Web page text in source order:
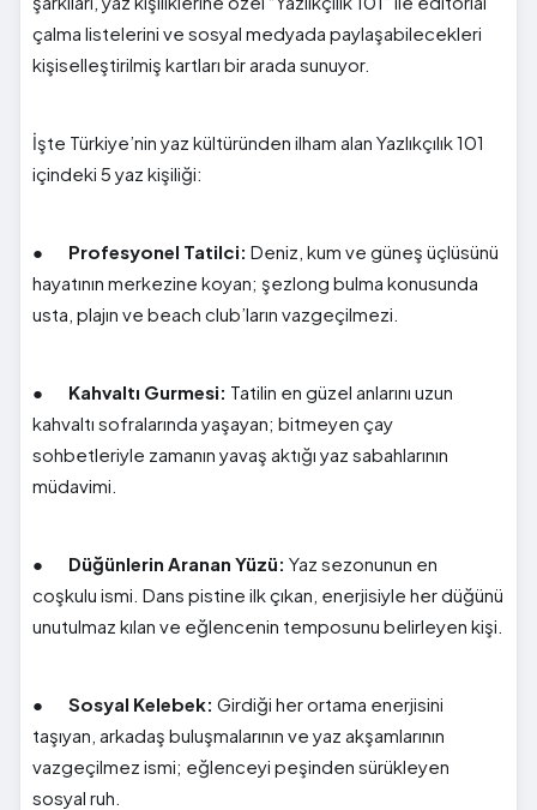
çalma listelerini ve sosyal medyada paylaşabilecekleri
kişiselleştirilmiş kartları bir arada sunuyor.
İşte Türkiye’nin yaz kültüründen ilham alan Yazlıkçılık 101
içindeki 5 yaz kişiliği:
● Profesyonel Tatilci: Deniz, kum ve güneş üçlüsünü
hayatının merkezine koyan; şezlong bulma konusunda
usta, plajın ve beach club’ların vazgeçilmezi.
● Kahvaltı Gurmesi: Tatilin en güzel anlarını uzun
kahvaltı sofralarında yaşayan; bitmeyen çay
sohbetleriyle zamanın yavaş aktığı yaz sabahlarının
müdavimi.
● Düğünlerin Aranan Yüzü: Yaz sezonunun en
coşkulu ismi. Dans pistine ilk çıkan, enerjisiyle her düğünü
unutulmaz kılan ve eğlencenin temposunu belirleyen kişi.
● Sosyal Kelebek: Girdiği her ortama enerjisini
taşıyan, arkadaş buluşmalarının ve yaz akşamlarının
vazgeçilmez ismi; eğlenceyi peşinden sürükleyen
sosyal ruh.